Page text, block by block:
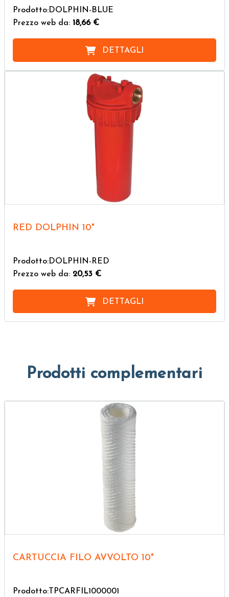
Prodotto:DOLPHIN-BLUE
Prezzo web da: 18,66 €
DETTAGLI
RED DOLPHIN 10"
Prodotto:DOLPHIN-RED
Prezzo web da: 20,53 €
DETTAGLI
Prodotti complementari
CARTUCCIA FILO AVVOLTO 10"
Prodotto:TPCARFIL1000001